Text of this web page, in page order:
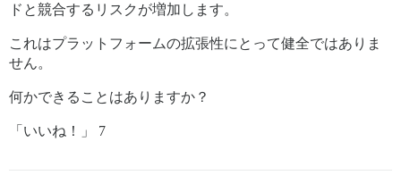
ドと競合するリスクが増加します。
これはプラットフォームの拡張性にとって健全ではありま
せん。
何かできることはありますか？
「いいね！」 7